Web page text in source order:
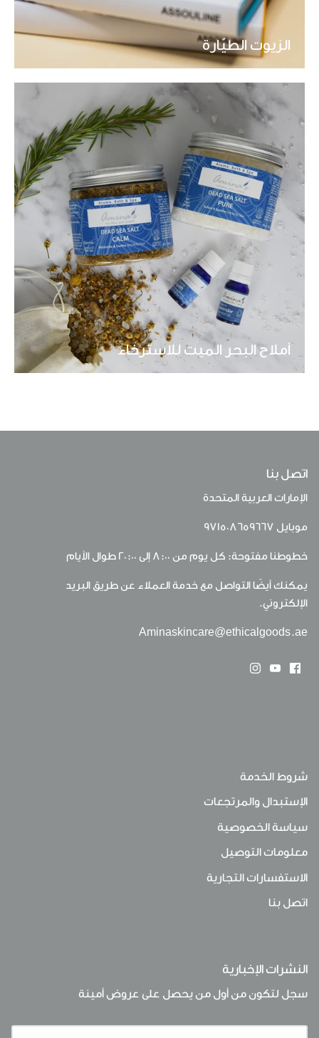
الزيوت الطيّارة
أملاح البحر الميت للاسترخاء
اتصل بنا
الإمارات العربية المتحدة
موبايل 971508659667
خطوطنا مفتوحة: كل يوم من 8:00 إلى 20:00 طوال الأيام
يمكنك أيضًا التواصل مع خدمة العملاء عن طريق البريد
الإلكتروني.
Aminaskincare@ethicalgoods.ae
شروط الخدمة
الإستبدال والمرتجعات
سياسة الخصوصية
معلومات التوصيل
الاستفسارات التجارية
اتصل بنا
النشرات الإخبارية
سجل لتكون من أول من يحصل على عروض أمينة